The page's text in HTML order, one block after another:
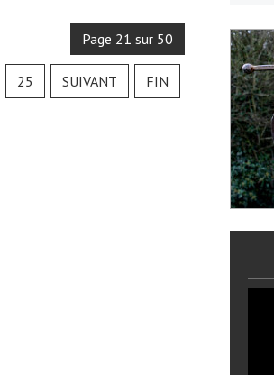
Page 21 sur 50
25 SUIVANT FIN